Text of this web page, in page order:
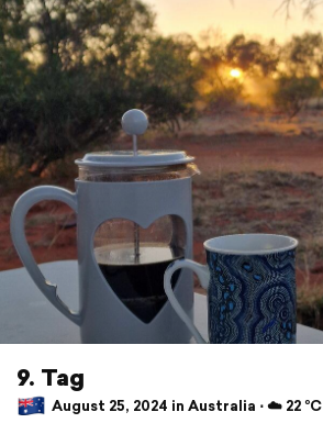
9. Tag
August 25, 2024 in Australia ⋅ ☁️ 22 °C